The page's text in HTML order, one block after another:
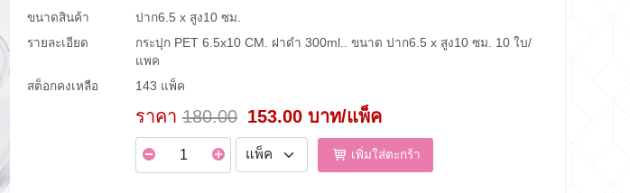
ขนาดสินค้า
ปาก6.5 x สูง10 ซม.
รายละเอียด
กระปุก PET 6.5x10 CM. ฝาดำ 300ml.. ขนาด ปาก6.5 x สูง10 ซม. 10 ใบ/
แพค
สต็อกคงเหลือ
143 แพ็ค
ราคา 180.00 153.00 บาท/แพ็ค
เพิ่มใส่ตะกร้า